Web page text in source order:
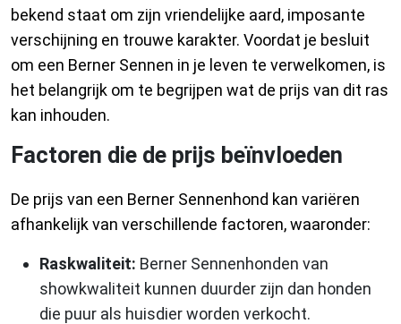
bekend staat om zijn vriendelijke aard, imposante
verschijning en trouwe karakter. Voordat je besluit
om een Berner Sennen in je leven te verwelkomen, is
het belangrijk om te begrijpen wat de prijs van dit ras
kan inhouden.
Factoren die de prijs beïnvloeden
De prijs van een Berner Sennenhond kan variëren
afhankelijk van verschillende factoren, waaronder:
Raskwaliteit: Berner Sennenhonden van
showkwaliteit kunnen duurder zijn dan honden
die puur als huisdier worden verkocht.